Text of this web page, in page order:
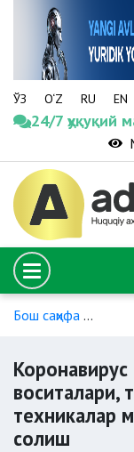
ЎЗ O‘Z RU EN
24/7 ҳуқуқий
Бош саҳифа
воситалари,
техникалар
солиш